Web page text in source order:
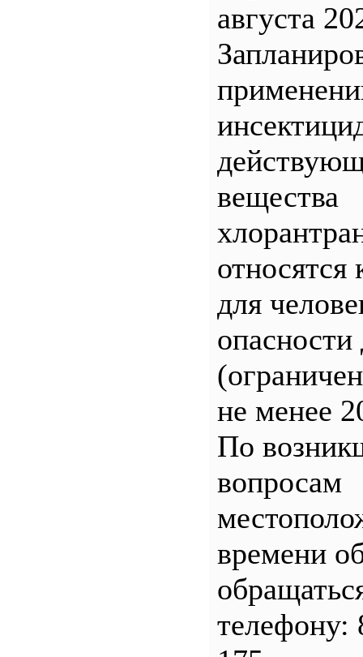
августа
вещества
относятся
для
опасности
не менее
По
вопросам
времени
телефону: